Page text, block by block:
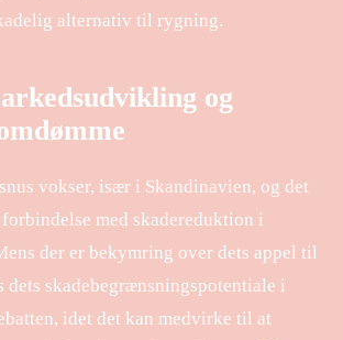
alternativ til rygning.
og
vokser, især i Skandinavien, og det
med skadereduktion i
der er bekymring over dets appel til
dets skadebegrænsningspotentiale i
idet det kan medvirke til at